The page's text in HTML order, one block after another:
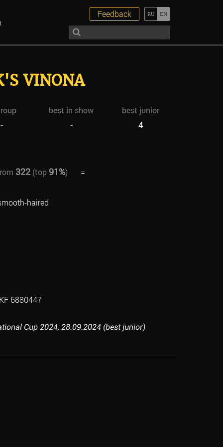
Feedback
VINONA
best in show
best junior
-
- 4
322(top91%) =
haired
6880447
Cup 2024, 28.09.2024 (best junior)